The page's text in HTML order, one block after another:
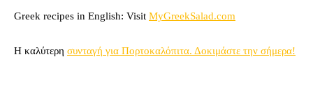
Greek recipes in English: Visit MyGreekSalad.com
Η καλύτερη συνταγή για Πορτοκαλόπιτα. Δοκιμάστε την σήμερα!